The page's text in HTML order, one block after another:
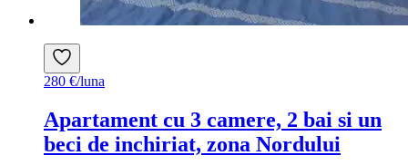
280 €/luna
Apartament cu 3 camere, 2 bai si un
beci de inchiriat, zona Nordului